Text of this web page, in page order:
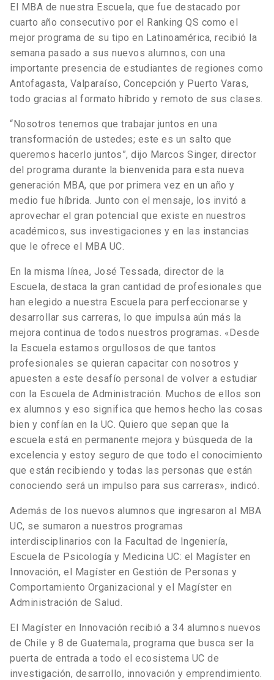
El MBA de nuestra Escuela, que fue destacado por
cuarto año consecutivo por el Ranking QS como el
mejor programa de su tipo en Latinoamérica, recibió la
semana pasado a sus nuevos alumnos, con una
importante presencia de estudiantes de regiones como
Antofagasta, Valparaíso, Concepción y Puerto Varas,
todo gracias al formato híbrido y remoto de sus clases.
“Nosotros tenemos que trabajar juntos en una
transformación de ustedes; este es un salto que
queremos hacerlo juntos”, dijo Marcos Singer, director
del programa durante la bienvenida para esta nueva
generación MBA, que por primera vez en un año y
medio fue híbrida. Junto con el mensaje, los invitó a
aprovechar el gran potencial que existe en nuestros
académicos, sus investigaciones y en las instancias
que le ofrece el MBA UC.
En la misma línea, José Tessada, director de la
Escuela, destaca la gran cantidad de profesionales que
han elegido a nuestra Escuela para perfeccionarse y
desarrollar sus carreras, lo que impulsa aún más la
mejora continua de todos nuestros programas. «Desde
la Escuela estamos orgullosos de que tantos
profesionales se quieran capacitar con nosotros y
apuesten a este desafío personal de volver a estudiar
con la Escuela de Administración. Muchos de ellos son
ex alumnos y eso significa que hemos hecho las cosas
bien y confían en la UC. Quiero que sepan que la
escuela está en permanente mejora y búsqueda de la
excelencia y estoy seguro de que todo el conocimiento
que están recibiendo y todas las personas que están
conociendo será un impulso para sus carreras», indicó.
Además de los nuevos alumnos que ingresaron al MBA
UC, se sumaron a nuestros programas
interdisciplinarios con la Facultad de Ingeniería,
Escuela de Psicología y Medicina UC: el Magíster en
Innovación, el Magíster en Gestión de Personas y
Comportamiento Organizacional y el Magíster en
Administración de Salud.
El Magíster en Innovación recibió a 34 alumnos nuevos
de Chile y 8 de Guatemala, programa que busca ser la
puerta de entrada a todo el ecosistema UC de
investigación, desarrollo, innovación y emprendimiento.